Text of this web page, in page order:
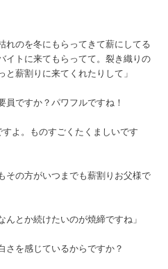
れのを冬にもらってきて薪にしてる
イトに来てもらってて。裂き織りの
薪割りに来てくれたりして」
ですか？パワフルですね！
すよ。ものすごくたくましいです
の方がいつまでも薪割りお父様で
んとか続けたいのが焼締ですね」
を感じているからですか？